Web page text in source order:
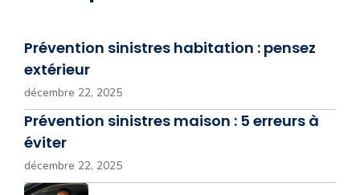
Prévention sinistres habitation : pensez
extérieur
décembre 22, 2025
Prévention sinistres maison : 5 erreurs à
éviter
décembre 22, 2025